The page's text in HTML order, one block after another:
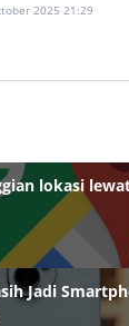
2025 21:29
lokasi
Jadi